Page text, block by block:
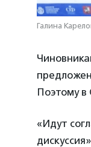
Галина
Поэтому в
«Идут